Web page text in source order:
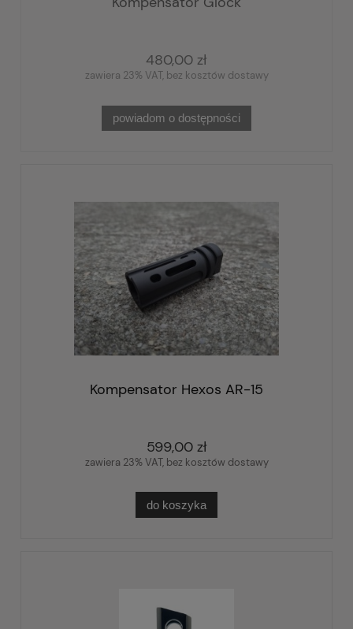
480,00 zł
zawiera 23% VAT, bez kosztów dostawy
powiadom o dostępności
Kompensator Hexos AR-15
599,00 zł
zawiera 23% VAT, bez kosztów dostawy
do koszyka